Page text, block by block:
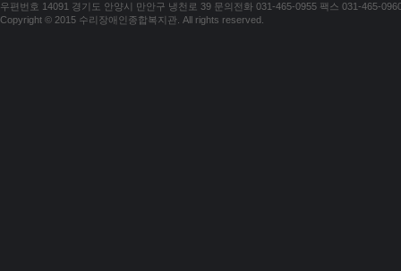
우편번호 14091 경기도 안양시 만안구 냉천로 39 문의전화 031-465-0955 팩스 031-465-
Copyright © 2015 수리장애인종합복지관. All rights reserved.